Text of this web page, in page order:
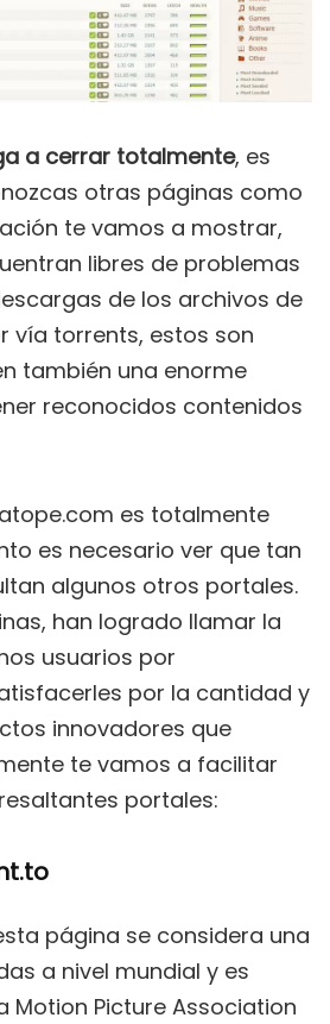
a cerrar totalmente, es
otras páginas como
te vamos a mostrar,
libres de problemas
de los archivos de
vía torrents, estos son
también una enorme
reconocidos contenidos
es totalmente
es necesario ver que tan
algunos otros portales.
han logrado llamar la
usuarios por
por la cantidad y
innovadores que
te vamos a facilitar
portales:
página se considera una
a nivel mundial y es
Motion Picture Association